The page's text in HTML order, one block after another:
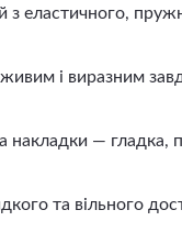
еластичного,
і виразним
— гладка,
та вільного